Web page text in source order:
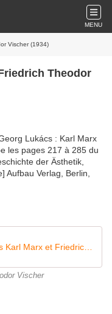
MENU
Vischer (1934)
Theodor
Lukács : Karl Marx
les pages 217 à 285 du
der Ästhetik,
Aufbau Verlag, Berlin,
Vischer